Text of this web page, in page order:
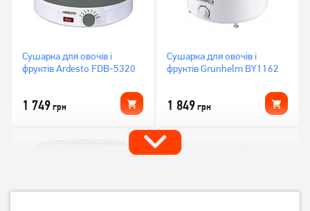
Сушарка для овочів і
фруктів Ardesto FDB-5320
1 749грн
Сушарка для овочів і
фруктів Grunhelm BY1162
1 849грн